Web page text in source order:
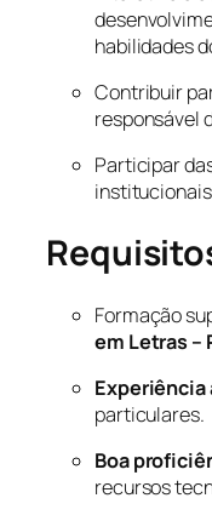
habilidades
Contribuir
responsável
Participar
Formação
em Letras
particulares.
Boa
recursos